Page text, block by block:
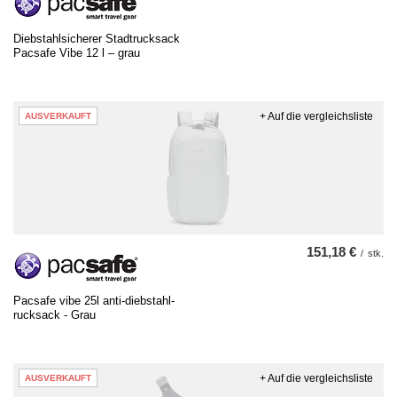
Diebstahlsicherer Stadtrucksack
Pacsafe Vibe 12 l – grau
AUSVERKAUFT
Pacsafe vibe 25l anti-diebstahl-
rucksack - Grau
151,18 € / stk.
+ Auf die vergleichsliste
AUSVERKAUFT + Auf die vergleichsliste